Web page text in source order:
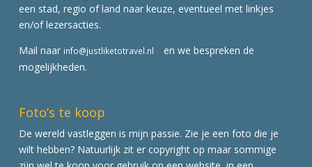
een stad, regio of land naar keuze, eventueel met linkjes
en/of lezersacties.
Mail naar info@justliketotravel.nl
en we bespreken de
mogelijkheden.
Foto’s te koop
De wereld vastleggen is mijn passie. Zie je een foto die je
wilt hebben? Natuurlijk zit er copyright op maar sommige